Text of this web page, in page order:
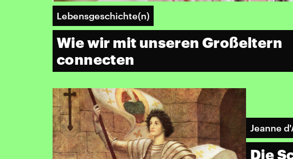
Lebensgeschichte(n)
Wie wir mit unseren Großeltern
connecten
Jeanne
Die